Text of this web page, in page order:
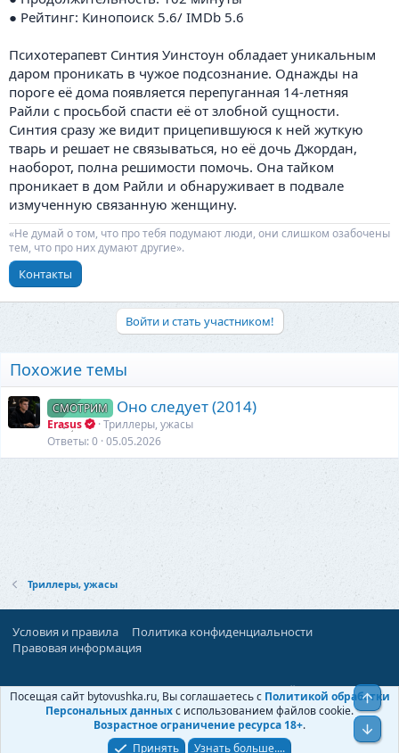
● Рейтинг: Кинопоиск 5.6/ IMDb 5.6
Психотерапевт Синтия Уинстоун обладает уникальным
даром проникать в чужое подсознание. Однажды на
пороге её дома появляется перепуганная 14-летняя
Райли с просьбой спасти её от злобной сущности.
Синтия сразу же видит прицепившуюся к ней жуткую
тварь и решает не связываться, но её дочь Джордан,
наоборот, полна решимости помочь. Она тайком
проникает в дом Райли и обнаруживает в подвале
измученную связанную женщину.
«Не думай о том, что про тебя подумают люди, они слишком озабочены
тем, что про них думают другие».
Контакты
Войти и стать участником!
Похожие темы
СМОТРИМ Оно следует (2014)
Erasus
Триллеры, ужасы
Ответы 0 05.05.2026
Триллеры, ужасы
Условия и правила
Политика конфиденциальности
Правовая информация
При поддержке:«Территория Дискуссий»
© Бытовушка, 2025-2026
Посещая сайт bytovushka.ru, Вы соглашаетесь с Политикой обработки
Персональных данныхс использованием файлов cookie.
Возрастное ограничение ресурса 18+.
Принять
Узнать больше....
Верх